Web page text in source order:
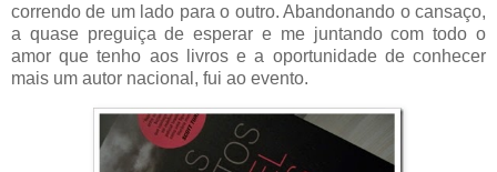
correndo de um lado para o outro. Abandonando o cansaço,
a quase preguiça de esperar e me juntando com todo o
amor que tenho aos livros e a oportunidade de conhecer
mais um autor nacional, fui ao evento.